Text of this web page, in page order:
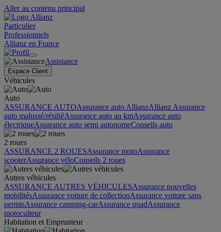
Aller au contenu principal
Particulier
Professionnels
Allianz en France
Assistance
Espace Client
Véhicules
Auto
ASSURANCE AUTOAssurance auto AllianzAllianz Assurance
auto malussé/résiliéAssurance auto au kmAssurance auto
électriqueAssurance auto semi autonomeConseils auto
2 roues
ASSURANCE 2 ROUESAssurance motoAssurance
scooterAssurance véloConseils 2 roues
Autres véhicules
ASSURANCE AUTRES VÉHICULESAssurance nouvelles
mobilitésAssurance voiture de collectionAssurance voiture sans
permisAssurance camping-carAssurance quadAssurance
motoculteur
Habitation et Emprunteur